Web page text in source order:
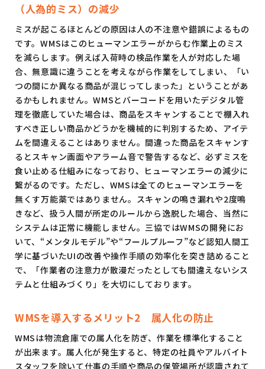
（人為的ミス）の減少
ミスが起こるほとんどの原因は人の不注意や錯誤によるもの
です。WMSはこのヒューマンエラーがからむ作業上のミス
を減らします。例えば入荷時の検品作業を人が対応した場
合、無意識に違うことを考えながら作業をしてしまい、「い
つの間にか異なる商品が混じってしまった」ということがあ
るかもしれません。WMSとバーコードを用いたデジタル管
理を徹底していた場合は、商品をスキャンすることで棚入れ
すべき正しい商品かどうかを機械的に判別するため、アイテ
ムを間違えることはありません。間違った商品をスキャンす
るとスキャン画面やアラーム音で警告するなど、必ずミスを
食い止める仕組みになっており、ヒューマンエラーの減少に
繋がるのです。ただし、WMSは全てのヒューマンエラーを
無くす万能薬ではありません。スキャンの鳴き漏れや2度鳴
きなど、扱う人間が所定のルールから逸脱した場合、当然に
システムは正常に機能しません。三協ではWMSの開発にお
いて、“メンタルモデル”や“フールプルーフ”など認知人間工
学に基づいたUIの改善や操作手順の効率化を突き詰めること
で、「作業者の注意力が散漫だったとしても間違えないシス
テムと仕組みづくり」を大切にしております。
WMSを導入するメリット2 属人化の防止
WMSは物流倉庫での属人化を防ぎ、作業を標準化すること
が出来ます。属人化が発生すると、特定の社員やアルバイト
スタッフを除いて仕事の手順や商品の保管場所が認識されて